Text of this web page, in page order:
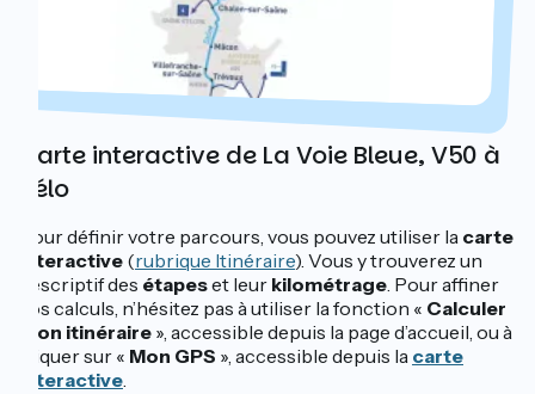
Carte interactive de La Voie Bleue, V50 à
vélo
Pour définir votre parcours, vous pouvez utiliser la carte
interactive (rubrique Itinéraire). Vous y trouverez un
descriptif des étapeset leur kilométrage. Pour affiner
vos calculs, n’hésitez pas à utiliser la fonction « Calculer
mon itinéraire », accessible depuis la page d’accueil, ou à
cliquer sur « Mon GPS », accessible depuis la carte
interactive.